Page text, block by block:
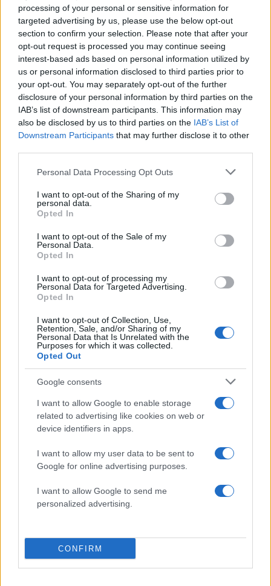
processing of your personal or sensitive information for
targeted advertising by us, please use the below opt-out
section to confirm your selection. Please note that after your
opt-out request is processed you may continue seeing
interest-based ads based on personal information utilized by
us or personal information disclosed to third parties prior to
your opt-out. You may separately opt-out of the further
disclosure of your personal information by third parties on the
IAB’s list of downstream participants. This information may
also be disclosed by us to third parties on the IAB’s List of
Downstream Participants that may further disclose it to other
Please note that this website/app uses one or more Google
not limited to your visit or usage behaviour. You may click to
grant or deny consent to Google and its third-party tags to
use your data for below specified purposes in below Google
consent section.
Personal Data Processing Opt Outs
I want to opt-out of the Sharing of my
personal data.
Opted In
I want to opt-out of the Sale of my
Personal Data.
Opted In
I want to opt-out of processing my
Personal Data for Targeted Advertising.
Opted In
I want to opt-out of Collection, Use,
Retention, Sale, and/or Sharing of my
Personal Data that Is Unrelated with the
Purposes for which it was collected.
Opted Out
Google consents
I want to allow Google to enable storage
related to advertising like cookies on web or
device identifiers in apps.
I want to allow my user data to be sent to
Google for online advertising purposes.
I want to allow Google to send me
personalized advertising.
CONFIRM
ΔΙΑΦΗΜΙΣΗ
News
Μ. Παντζόπουλος: Αυτό είναι το εξώδικο
που έστειλε στα περιοδικά. Όλα όσα
ζητάει
Beauty
Έχουμε το επόμενο hot κραγιόν από την
Tommy G (και backstage υλικό και
εκπλήξεις)!
25.02.2014
News
H μεταμόρφωση του Τ. Σαμαρά, σε Ελένη
Μενεγάκη! Backstage φωτογραφίες!
21.02.2014
News
Ξέσπασε σε λυγμούς η Χρυσικοπούλου
για τον Μπουλά! Άφωνη η Μενεγάκη!
News
ΔΙΑΦΗΜΙΣΗ